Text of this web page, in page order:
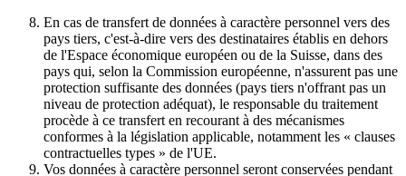
En cas de transfert de données à caractère personnel vers des
pays tiers, c'est-à-dire vers des destinataires établis en dehors
de l'Espace économique européen ou de la Suisse, dans des
pays qui, selon la Commission européenne, n'assurent pas une
protection suffisante des données (pays tiers n'offrant pas un
niveau de protection adéquat), le responsable du traitement
procède à ce transfert en recourant à des mécanismes
conformes à la législation applicable, notamment les « clauses
contractuelles types » de l'UE.
Vos données à caractère personnel seront conservées pendant